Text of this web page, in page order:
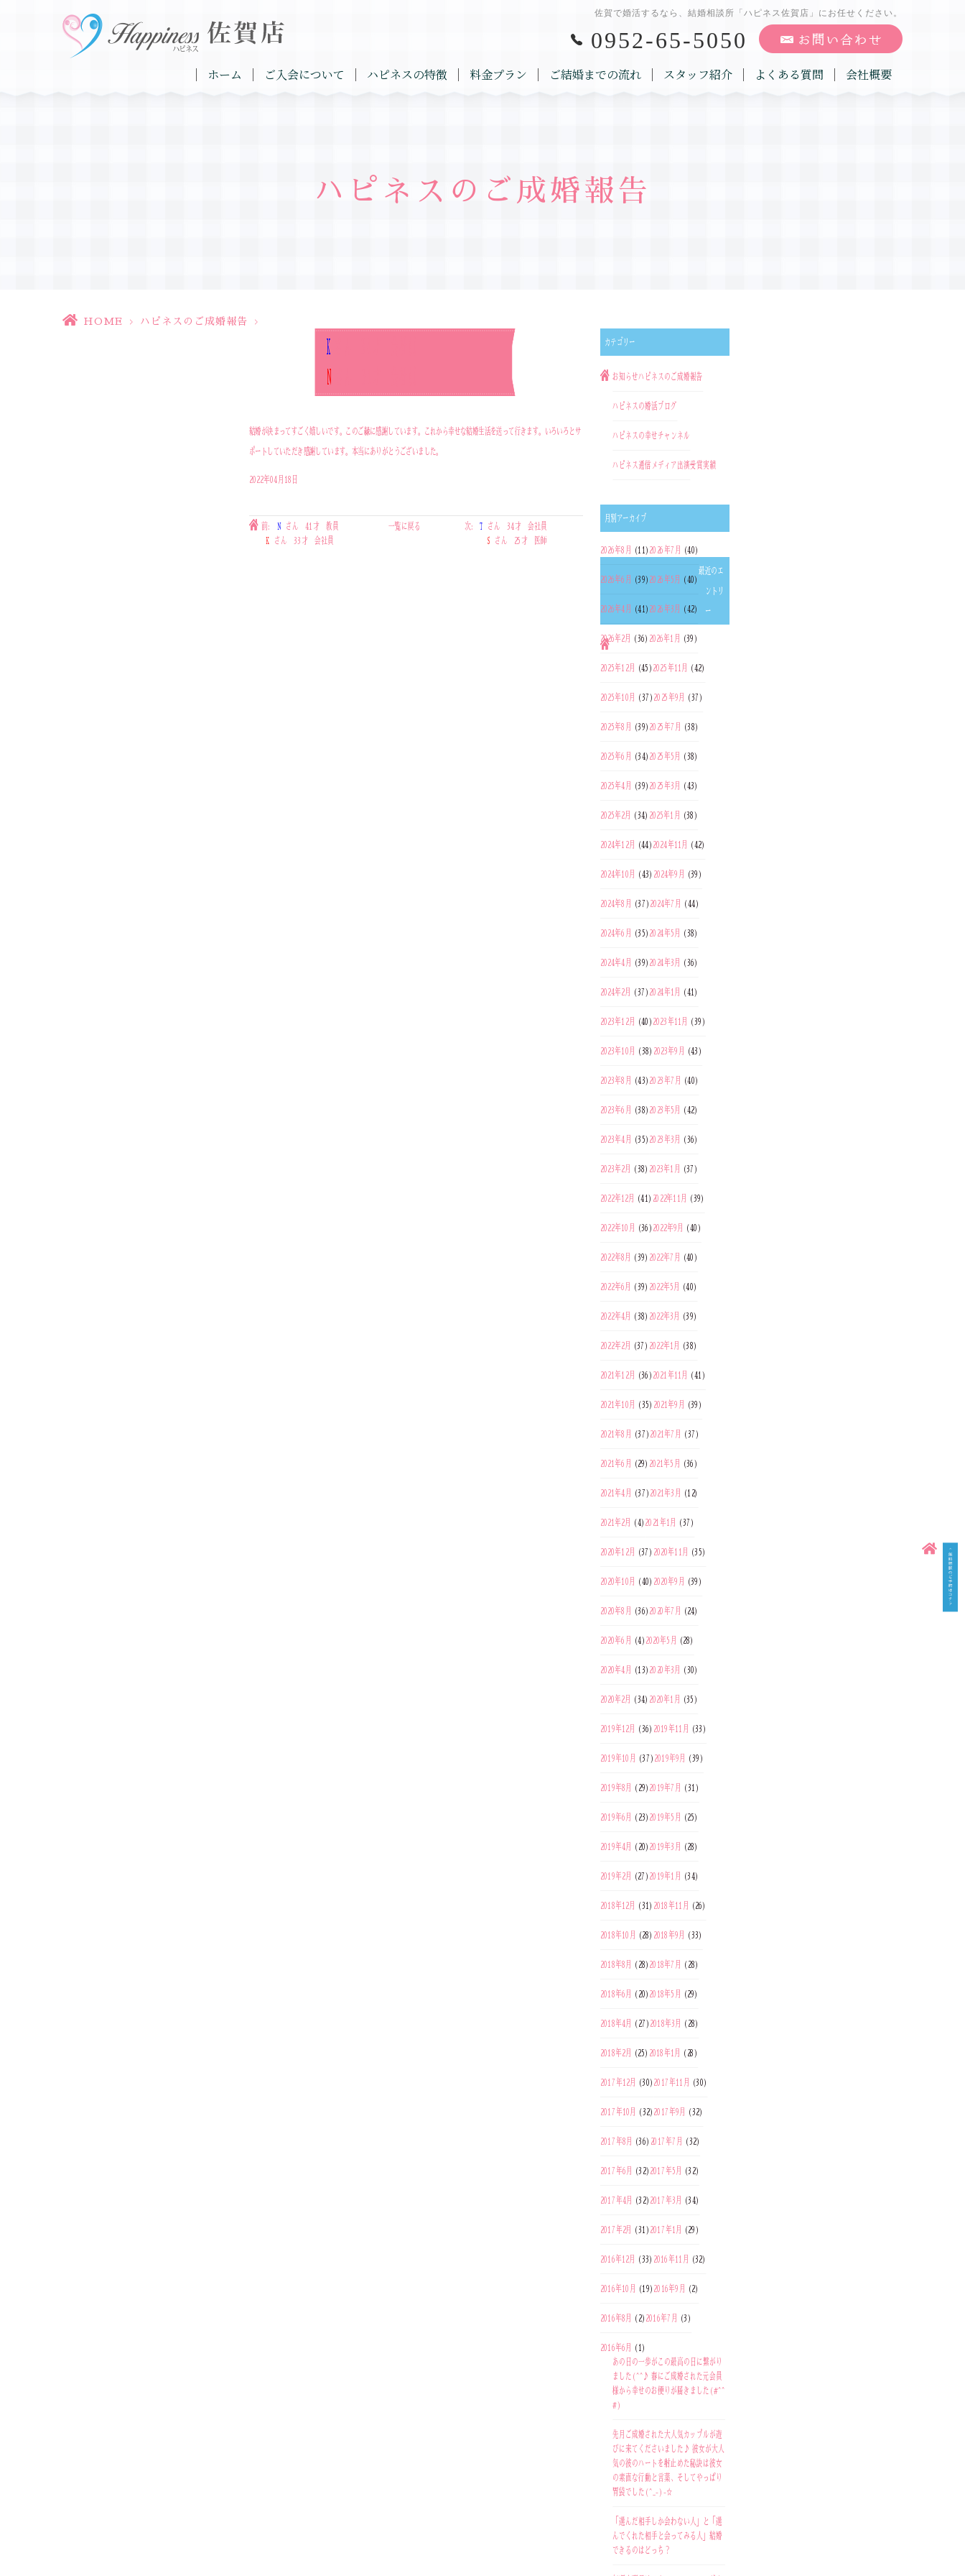
佐賀で婚活するなら、結婚相談所「ハピネス佐賀店」にお任せください。
0952-65-5050
ホーム ご入会について ハピネスの特徴 料金プラン ご結婚までの流れ スタッフ紹介 よくある質問 会社概要
ハピネスのご成婚報告
HOME > ハピネスのご成婚報告 >
K
N
結婚が決まってすごく嬉しいです。このご縁に感謝しています。これから幸せな結婚生活を送って行きます。いろいろとサ
ポートしていただき感謝しています。本当にありがとうございました。
2022年04月18日
前: N さん 41才 教員
K さん 33才 会社員
一覧に戻る 次: T さん 34才 会社員
S さん 25才 医師
カテゴリー
お知らせハピネスのご成婚報告
ハピネスの婚活ブログ
ハピネスの幸せチャンネル
ハピネス通信 メディア出演受賞実績
月別アーカイブ
2026年8月 (11) 2026年7月 (40)
2026年6月 (39) 2026年5月 (40)
2026年4月 (41) 2026年3月 (42)
2026年2月 (36) 2026年1月 (39)
2025年12月 (45) 2025年11月 (42)
2025年10月 (37) 2025年9月 (37)
2025年8月 (39) 2025年7月 (38)
2025年6月 (34) 2025年5月 (38)
2025年4月 (39) 2025年3月 (43)
2025年2月 (34) 2025年1月 (38)
2024年12月 (44) 2024年11月 (42)
2024年10月 (43) 2024年9月 (39)
2024年8月 (37) 2024年7月 (44)
2024年6月 (35) 2024年5月 (38)
2024年4月 (39) 2024年3月 (36)
2024年2月 (37) 2024年1月 (41)
2023年12月 (40) 2023年11月 (39)
2023年10月 (38) 2023年9月 (43)
2023年8月 (43) 2023年7月 (40)
2023年6月 (38) 2023年5月 (42)
2023年4月 (35) 2023年3月 (36)
2023年2月 (38) 2023年1月 (37)
2022年12月 (41) 2022年11月 (39)
2022年10月 (36) 2022年9月 (40)
2022年8月 (39) 2022年7月 (40)
2022年6月 (39) 2022年5月 (40)
2022年4月 (38) 2022年3月 (39)
2022年2月 (37) 2022年1月 (38)
2021年12月 (36) 2021年11月 (41)
2021年10月 (35) 2021年9月 (39)
2021年8月 (37) 2021年7月 (37)
2021年6月 (29) 2021年5月 (36)
2021年4月 (37) 2021年3月 (12)
2021年2月 (4) 2021年1月 (37)
2020年12月 (37) 2020年11月 (35)
2020年10月 (40) 2020年9月 (39)
2020年8月 (36) 2020年7月 (24)
2020年6月 (4) 2020年5月 (28)
2020年4月 (13) 2020年3月 (30)
2020年2月 (34) 2020年1月 (35)
2019年12月 (36) 2019年11月 (33)
2019年10月 (37) 2019年9月 (39)
2019年8月 (29) 2019年7月 (31)
2019年6月 (23) 2019年5月 (25)
2019年4月 (20) 2019年3月 (28)
2019年2月 (27) 2019年1月 (34)
2018年12月 (31) 2018年11月 (26)
2018年10月 (28) 2018年9月 (33)
2018年8月 (28) 2018年7月 (28)
2018年6月 (20) 2018年5月 (29)
2018年4月 (27) 2018年3月 (28)
2018年2月 (25) 2018年1月 (28)
2017年12月 (30) 2017年11月 (30)
2017年10月 (32) 2017年9月 (32)
2017年8月 (36) 2017年7月 (32)
2017年6月 (32) 2017年5月 (32)
2017年4月 (32) 2017年3月 (34)
2017年2月 (31) 2017年1月 (29)
2016年12月 (33) 2016年11月 (32)
2016年10月 (19) 2016年9月 (2)
2016年8月 (2) 2016年7月 (3)
2016年6月 (1)
最近のエ
ントリ
ー
あの日の一歩がこの最高の日に繋がり
ました(^^♪ 春にご成婚された元会員
様から幸せのお便りが届きました(#^^
#)
先月ご成婚された大人気カップルが遊
びに来てくださいました♪ 彼女が大人
気の彼のハートを射止めた秘訣は彼女
の素直な行動と言葉、そしてやっぱり
胃袋でした(^_-)-☆
「選んだ相手しか会わない人」と「選
んでくれた相手と会ってみる人」結婚
できるのはどっち？